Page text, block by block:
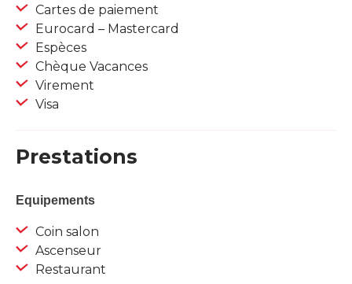
Cartes de paiement
Eurocard – Mastercard
Espèces
Chèque Vacances
Virement
Visa
Prestations
Equipements
Coin salon
Ascenseur
Restaurant